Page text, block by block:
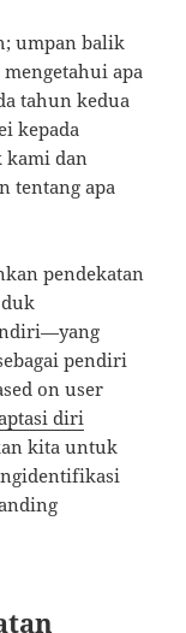
umpan balik
apa
tahun kedua
kepada
dan
tentang apa
pendekatan
pendiri
on user
diri
kita untuk